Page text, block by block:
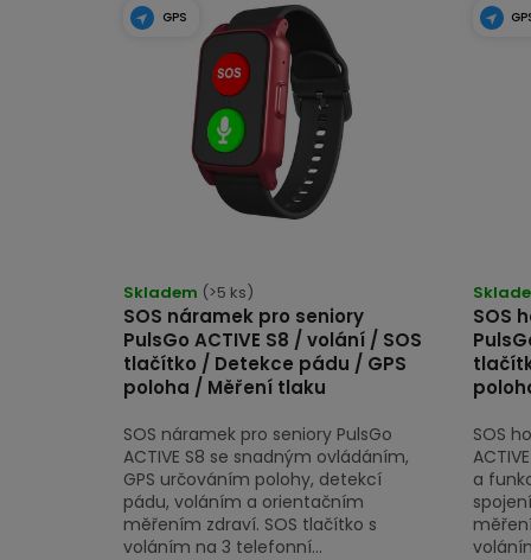
GPS
SOS náramek pro seniory
PulsGo ACTIVE S8 / volání / SOS
tlačítko / Detekce pádu / GPS
poloha / Měření tlaku
Skladem (>5 ks)
SOS náramek pro seniory PulsGo
ACTIVE S8 se snadným ovládáním,
GPS určováním polohy, detekcí
pádu, voláním a orientačním
měřením zdraví. SOS tlačítko s
voláním na 3 telefonní...
SOS
je
5,0
5
SOS
a